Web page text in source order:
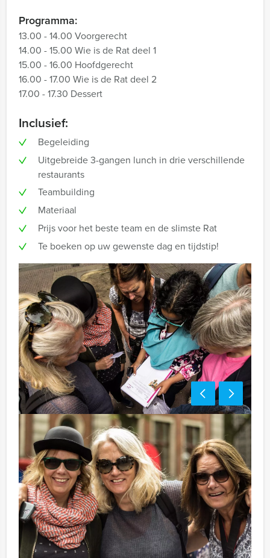
Programma:
13.00 - 14.00 Voorgerecht
14.00 - 15.00 Wie is de Rat deel 1
15.00 - 16.00 Hoofdgerecht
16.00 - 17.00 Wie is de Rat deel 2
17.00 - 17.30 Dessert
Inclusief:
Begeleiding
Uitgebreide 3-gangen lunch in drie verschillende
restaurants
Teambuilding
Materiaal
Prijs voor het beste team en de slimste Rat
Te boeken op uw gewenste dag en tijdstip!
Optioneel:
Niet telkens uw knip hoeven trekken om uw drankje af
te rekenen? Voor € 13,50 per persoon per uur dat u in
het restaurant doorbrengt (excl. BTW) kunt u
gebruikmaken van het drankarrangement, waarbij u
onbeperkt kunt genieten van bier, fris, huiswijn, koffie
en thee. En…zo komt u ook achteraf niet voor
verrassingen te staan!